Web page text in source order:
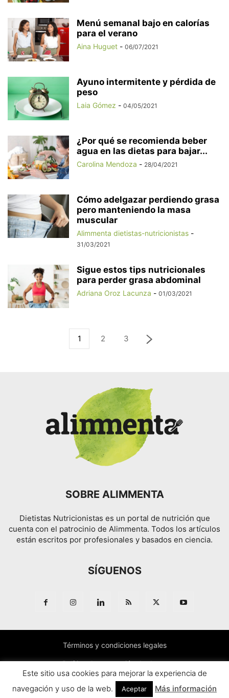
Menú semanal bajo en calorías
para el verano
Aina Huguet - 06/07/2021
Ayuno intermitente y pérdida de
peso
Laia Gómez - 04/05/2021
¿Por qué se recomienda beber
agua en las dietas para bajar...
Carolina Mendoza - 28/04/2021
Cómo adelgazar perdiendo grasa
pero manteniendo la masa
muscular
Alimmenta dietistas-nutricionistas -
31/03/2021
Sigue estos tips nutricionales
para perder grasa abdominal
Adriana Oroz Lacunza - 01/03/2021
1 2 3
SOBRE ALIMMENTA
Dietistas Nutricionistas es un portal de nutrición que
cuenta con el patrocinio de Alimmenta. Todos los artículos
están escritos por profesionales y basados en ciencia.
SÍGUENOS
Términos y condiciones legales
Política de protección de datos
© Alimmenta tu vida, SL
Este sitio usa cookies para mejorar la experiencia de
navegación y uso de la web.
Aceptar Más información